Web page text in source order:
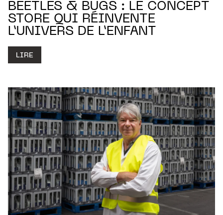
BEETLES & BUGS : LE CONCEPT
STORE QUI RÉINVENTE
L’UNIVERS DE L’ENFANT
LIRE